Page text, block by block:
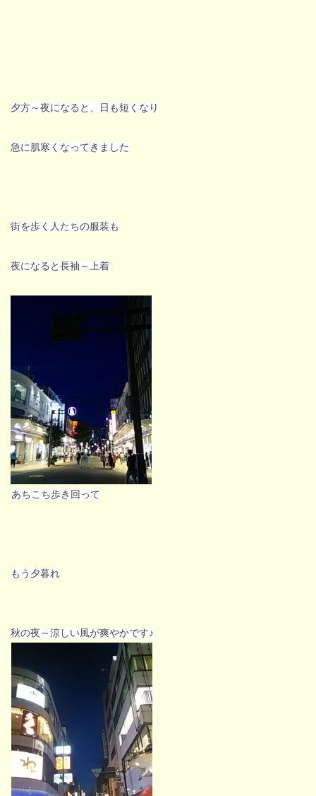
夕方～夜になると、日も短くなり
急に肌寒くなってきました
街を歩く人たちの服装も
夜になると長袖～上着
あちこち歩き回って
もう夕暮れ
秋の夜～涼しい風が爽やかです♪